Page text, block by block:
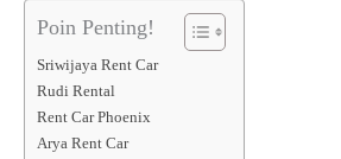
Poin Penting!
Sriwijaya Rent Car
Rudi Rental
Rent Car Phoenix
Arya Rent Car